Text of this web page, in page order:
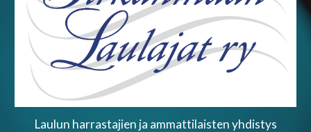
Laulun harrastajien ja ammattilaisten yhdistys